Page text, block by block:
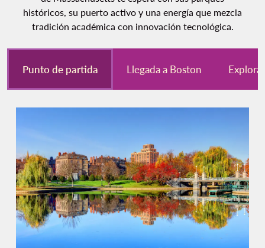
históricos, su puerto activo y una energía que mezcla
tradición académica con innovación tecnológica.
Punto de partida Llegada a Boston Explora